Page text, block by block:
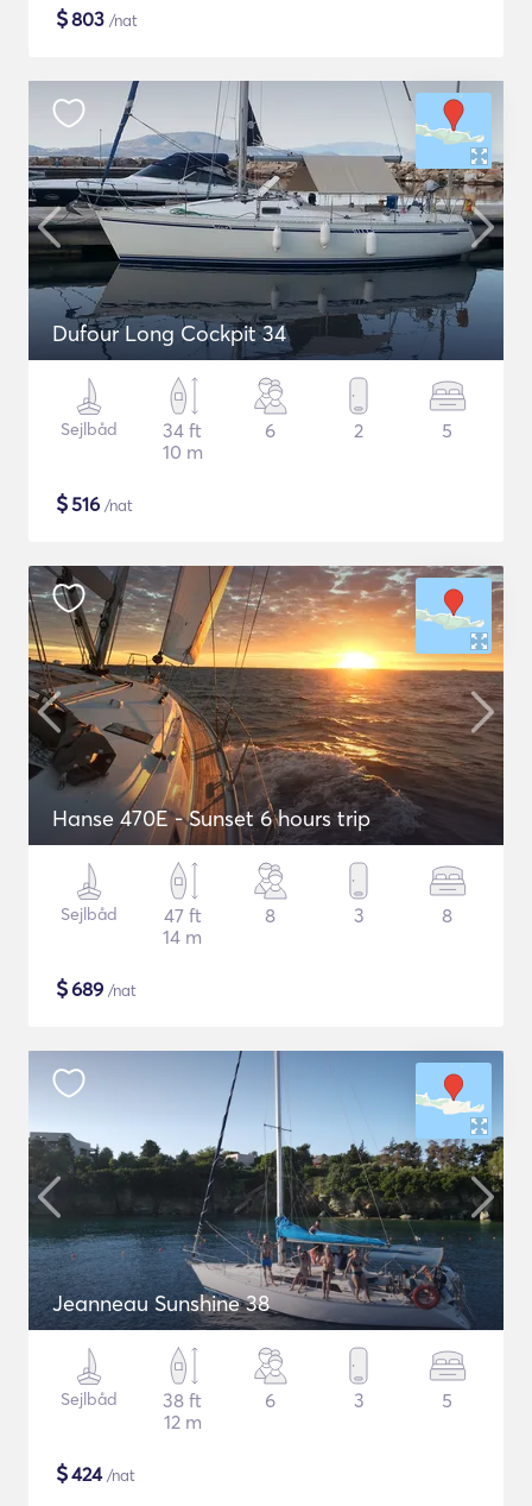
$803 /nat
Dufour Long Cockpit 34
Sejlbåd
34 ft
10 m
6 2 5
$516 /nat
Hanse 470E - Sunset 6 hours trip
Sejlbåd
47 ft
14 m
8 3 8
$689 /nat
Jeanneau Sunshine 38
Sejlbåd
38 ft
12 m
6 3 5
$424/nat